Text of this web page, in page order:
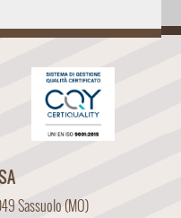
Sassuolo (MO)